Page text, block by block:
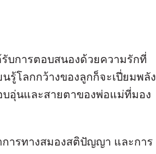
บการตอบสนองด้วยความรักที่
รู้โลกกว้างของลูกก็จะเปี่ยมพลัง
อุ่นและสายตาของพ่อแม่ที่มอง
ารทางสมองสติปัญญา และการ